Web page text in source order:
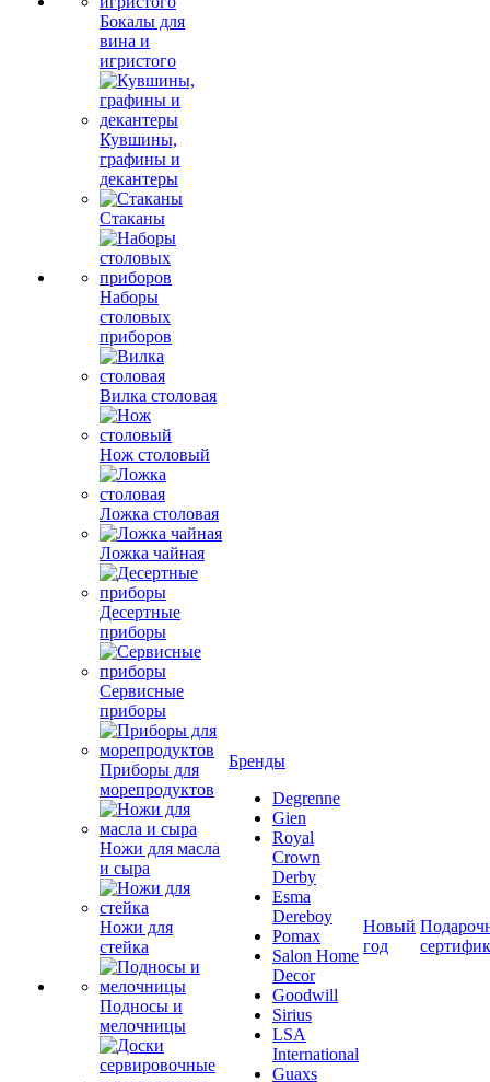
Бокалы для
вина и
игристого
Кувшины,
графины и
декантеры
Стаканы
Наборы
столовых
приборов
Вилка столовая
Нож столовый
Ложка столовая
Ложка чайная
Десертные
приборы
Сервисные
приборы
Приборы для
морепродуктов
Ножи для масла
и сыра
Ножи для
стейка
Подносы и
мелочницы
Бренды
Degrenne
Gien
Royal
Crown
Derby
Esma
Dereboy
Pomax
Salon Home
Decor
Goodwill
Sirius
LSA
International
Guaxs
Новый
год